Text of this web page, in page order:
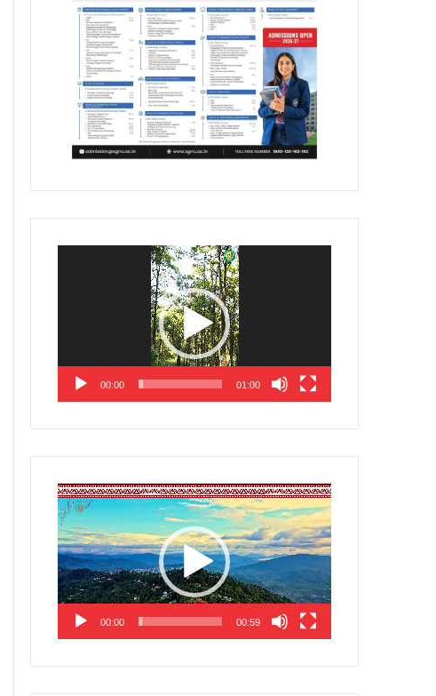
00:00 01:00
Video
Player
00:00 00:59